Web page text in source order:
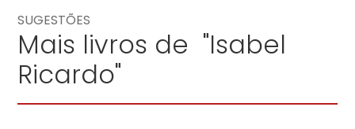
SUGESTÕES
Mais livros de "Isabel
Ricardo"